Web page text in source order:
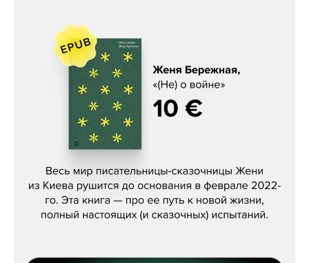
Женя Бережная, «(Не) о войне»